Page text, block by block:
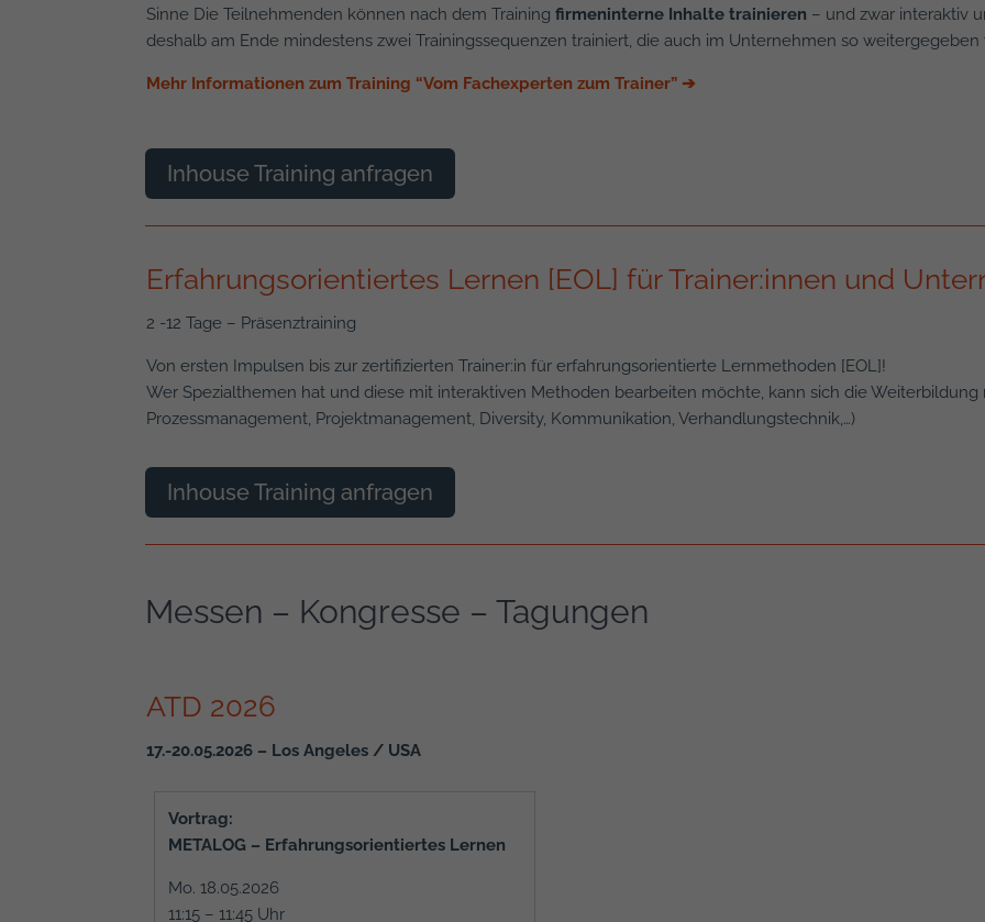
Sinne Die Teilnehmenden können nach dem Training firmeninterne Inhalte trainieren – und zwar interaktiv
deshalb am Ende mindestens zwei Trainingssequenzen trainiert, die auch im Unternehmen so
Mehr Informationen zum Training “Vom Fachexperten zum Trainer” ➔
Inhouse Training anfragen
Erfahrungsorientiertes Lernen [EOL] für Trainer:innen und
2 -12 Tage – Präsenztraining
Von ersten Impulsen bis zur zertifizierten Trainer:in für erfahrungsorientierte Lernmethoden [EOL]!
Wer Spezialthemen hat und diese mit interaktiven Methoden bearbeiten möchte, kann sich die Weiterbildung
Prozessmanagement, Projektmanagement, Diversity, Kommunikation, Verhandlungstechnik,…)
Inhouse Training anfragen
Messen – Kongresse – Tagungen
ATD 2026
17.-20.05.2026 – Los Angeles / USA
Vortrag:
METALOG – Erfahrungsorientiertes Lernen
Mo. 18.05.2026
11:15 – 11:45 Uhr